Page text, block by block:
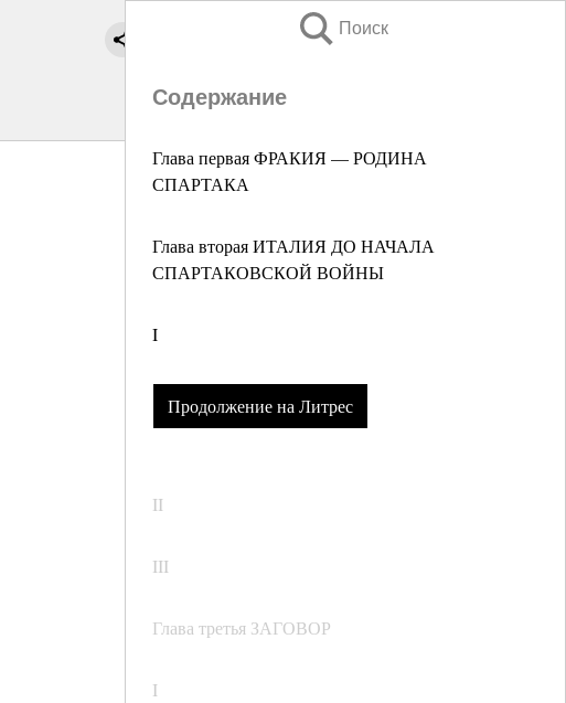
Поиск
Содержание
Глава первая ФРАКИЯ — РОДИНА
СПАРТАКА
Глава вторая ИТАЛИЯ ДО НАЧАЛА
СПАРТАКОВСКОЙ ВОЙНЫ
I
Продолжение на Литрес
II
III
Глава третья ЗАГОВОР
I